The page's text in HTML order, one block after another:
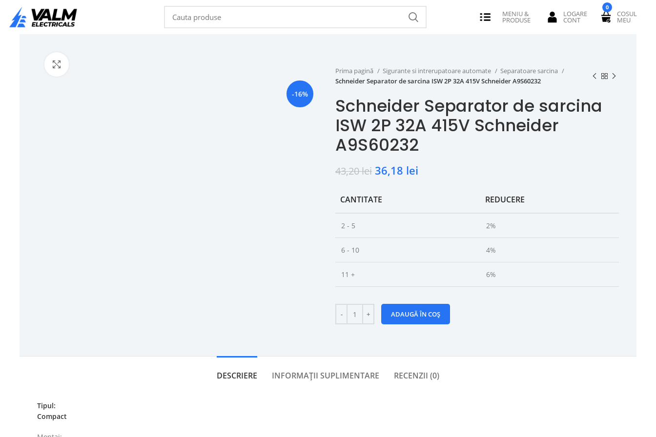
0
-16%
Prima pagină Sigurante si intrerupatoare automate
Separatoare sarcina
Schneider Separator de sarcina ISW 2P 32A 415V Schneider A9S60232
Schneider Separator de sarcina
ISW 2P 32A 415V Schneider
A9S60232
43,20lei 36,18 lei
CANTITATE REDUCERE
2 - 5 2%
6 - 10 4%
11 + 6%
ADAUGĂ ÎN COȘ
DESCRIERE INFORMAȚII SUPLIMENTARE RECENZII (0)
Tipul:
Compact